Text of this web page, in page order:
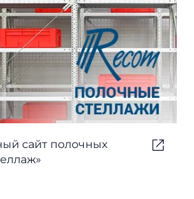
сайт полочных